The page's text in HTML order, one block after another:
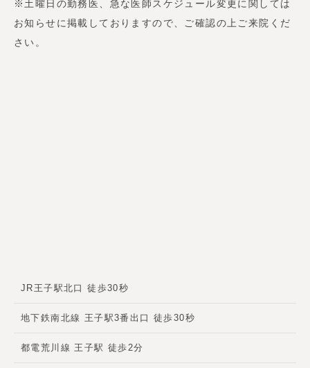
※土曜日の勤務医、急な医師スケジュール変更に関しては
お知らせに掲載しておりますので、ご確認の上ご来院くだ
さい。
JR王子駅北口 徒歩30秒
地下鉄南北線 王子駅3番出口 徒歩30秒
都電荒川線 王子駅 徒歩2分